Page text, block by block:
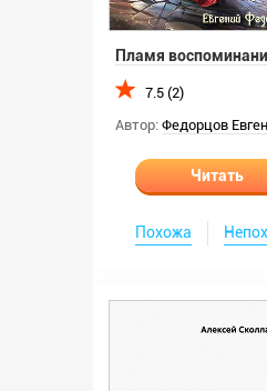
Пламя
7.5 (2)
Автор: Федорцов
Читать
Похожа